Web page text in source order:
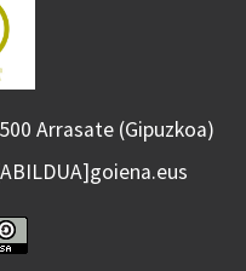
Arrasate (Gipuzkoa)